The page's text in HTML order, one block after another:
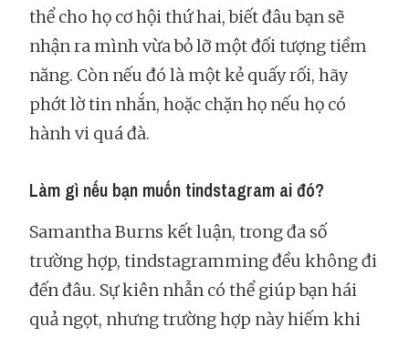
thể cho họ cơ hội thứ hai, biết đâu bạn sẽ
nhận ra mình vừa bỏ lỡ một đối tượng tiềm
năng. Còn nếu đó là một kẻ quấy rối, hãy
phớt lờ tin nhắn, hoặc chặn họ nếu họ có
hành vi quá đà.
Làm gì nếu bạn muốn tindstagram ai đó?
Samantha Burns kết luận, trong đa số
trường hợp, tindstagramming đều không đi
đến đâu. Sự kiên nhẫn có thể giúp bạn hái
quả ngọt, nhưng trường hợp này hiếm khi